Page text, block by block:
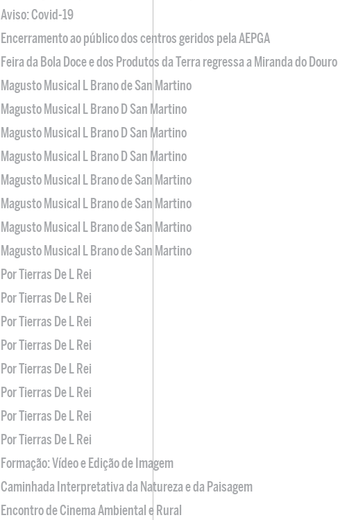
Aviso: Covid-19
Encerramento ao público dos centros geridos pela AEPGA
Feira da Bola Doce e dos Produtos da Terra regressa a Miranda do Douro
Magusto Musical L Brano de San Martino
Magusto Musical L Brano D San Martino
Magusto Musical L Brano D San Martino
Magusto Musical L Brano D San Martino
Magusto Musical L Brano de San Martino
Magusto Musical L Brano de San Martino
Magusto Musical L Brano de San Martino
Magusto Musical L Brano de San Martino
Por Tierras De L Rei
Por Tierras De L Rei
Por Tierras De L Rei
Por Tierras De L Rei
Por Tierras De L Rei
Por Tierras De L Rei
Por Tierras De L Rei
Por Tierras De L Rei
Formação: Vídeo e Edição de Imagem
Caminhada Interpretativa da Natureza e da Paisagem
Encontro de Cinema Ambiental e Rural